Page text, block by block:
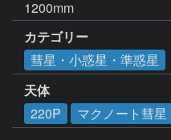
1200mm
カテゴリー
彗星・小惑星・準惑星
天体
220P
マクノート彗星